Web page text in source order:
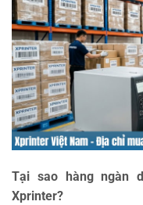
Tại sao hàng ngàn
Xprinter?